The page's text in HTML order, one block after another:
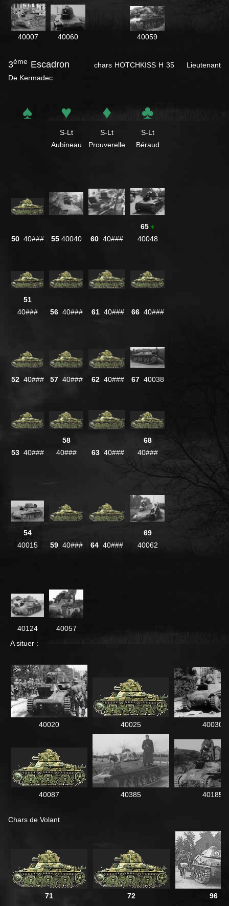
40007 40060 40059
3ème Escadron chars HOTCHKISS H 35 Lieutenant
De Kermadec
♠ ♥
S-Lt
Aubineau
♦
S-Lt
Prouverelle
♣
S-Lt
Béraud
50 40### 55 40040 60 40###
65 ♦
40048
51
40###
56 40### 61 40### 66 40###
52 40### 57 40### 62 40### 6740038
53 40###
58
40###
63 40###
68
40###
54
40015
59 40### 64 40###
69
40062
40124
40057
A situer :
40020 40025 40030
40087 40385 40185
Chars de Volant
71 72 96